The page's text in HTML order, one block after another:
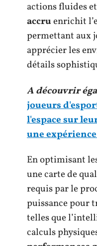
actions fluides
accruenrichit
permettant aux
apprécier les
détails
A découvrir
joueurs
l'espace sur
une
En optimisant
une carte de
requis par le
puissance pour
telles que
calculs